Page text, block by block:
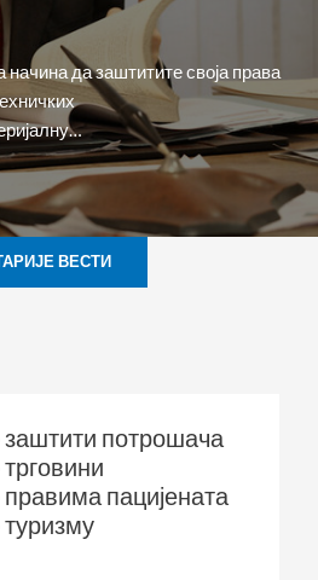
да заштитите своја права
ВЕСТИ
заштити потрошача
пацијената